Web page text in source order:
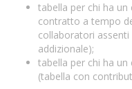
tabella per chi ha
contratto a tempo
collaboratori
addizionale);
tabella per chi ha
(tabella con